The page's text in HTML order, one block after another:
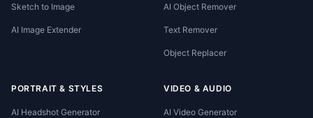
Sketch to Image
AI Image Extender
AI Object Remover
Text Remover
Object Replacer
PORTRAIT & STYLES
AI Headshot Generator
VIDEO & AUDIO
AI Video Generator